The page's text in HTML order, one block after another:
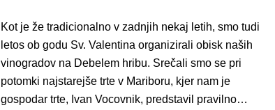
Kot je že tradicionalno v zadnjih nekaj letih, smo tudi
letos ob godu Sv. Valentina organizirali obisk naših
vinogradov na Debelem hribu. Srečali smo se pri
potomki najstarejše trte v Mariboru, kjer nam je
gospodar trte, Ivan Vocovnik, predstavil pravilno…